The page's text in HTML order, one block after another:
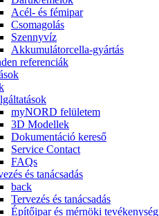
Acél- és fémipar
Csomagolás
Szennyvíz
Akkumulátorcella-gyártás
referenciák
myNORD felületem
3D Modellek
Dokumentáció kereső
Service Contact
FAQs
és tanácsadás
back
Tervezés és tanácsadás
Építőipar és mérnöki tevékenység